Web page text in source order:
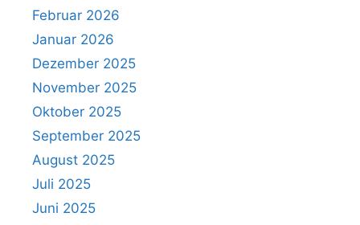
Februar 2026
Januar 2026
Dezember 2025
November 2025
Oktober 2025
September 2025
August 2025
Juli 2025
Juni 2025